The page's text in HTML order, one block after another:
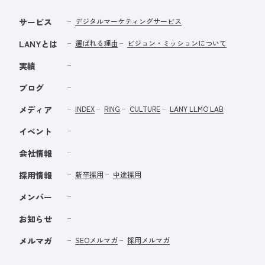
サービス デジタルマーケティングサービス
LANYとは 選ばれる理由 ビジョン・ミッションについて
実績
ブログ
メディア
INDEX RING CULTURE LANY LLMO LAB
イベント
会社情報
採用情報
新卒採用 中途採用
メンバー
お知らせ
メルマガ
SEOメルマガ 採用メルマガ